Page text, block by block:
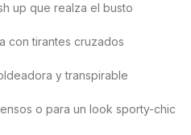
up que realza el busto
con tirantes cruzados
y transpirable
o para un look sporty-chic